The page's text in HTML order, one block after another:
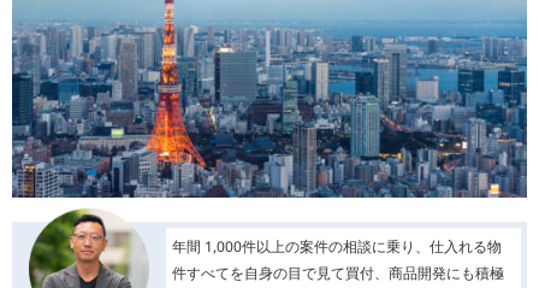
年間 1,000件以上の案件の相談に乗り、仕入れる物
件すべてを自身の目で見て買付、商品開発にも積極